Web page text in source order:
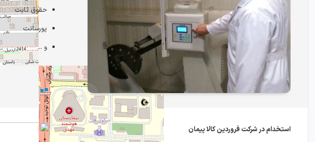
حقوق ثابت
پورسانت
و ...
استخدام در شرکت فروردین کالا پیمان